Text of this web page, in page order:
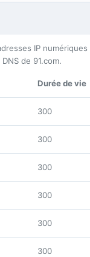
IP
de 91.com.
Durée de vie
300
300
300
300
300
300